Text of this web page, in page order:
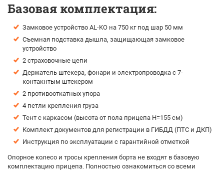
Базовая комплектация:
Замковое устройство AL-KO на 750 кг под шар 50 мм
Съемная подставка дышла, защищающая замковое
устройство
2 страховочные цепи
Держатель штекера, фонари и электропроводка с 7-
контакнтым штекером
2 противооткатных упора
4 петли крепления груза
Тент с каркасом (высота от пола прицепа H=155 см)
Комплект документов для регистрации в ГИБДД (ПТС и ДКП)
Инструкция по эксплуатации с гарантийной отметкой
Опорное колесо и тросы крепления борта не входят в базовую
комплектацию прицепа. Полностью ознакомиться со всеми